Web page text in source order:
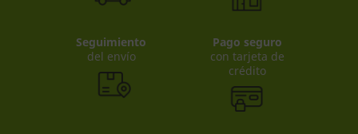
Seguimiento
del envío
Pago seguro
con tarjeta de
crédito